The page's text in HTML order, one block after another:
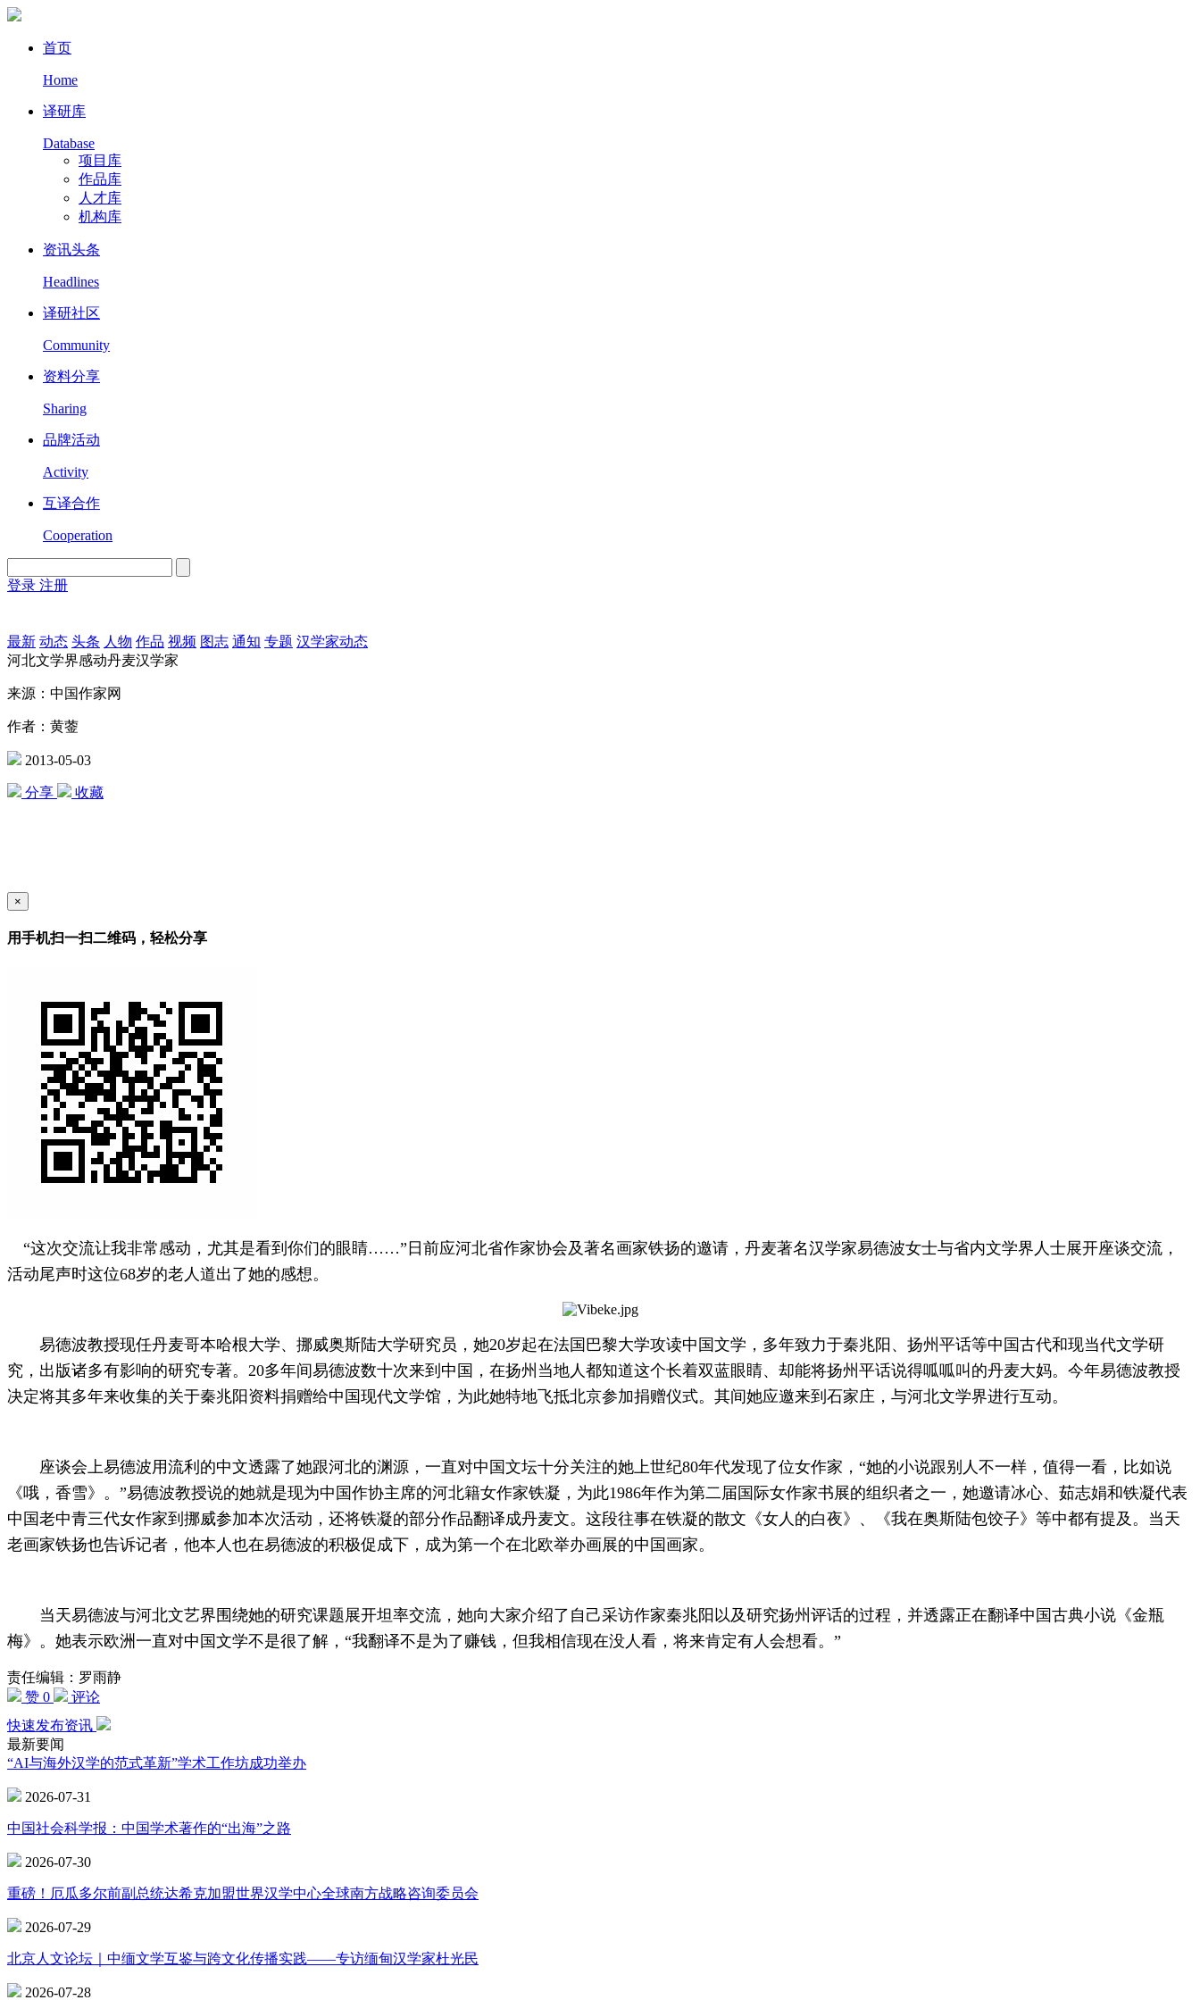
首页
Home
译研库
Database
项目库
作品库
人才库
机构库
资讯头条
Headlines
译研社区
Community
资料分享
Sharing
品牌活动
Activity
互译合作
Cooperation
登录 注册
最新 动态 头条 人物 作品 视频 图志 通知 专题 汉学家动态
河北文学界感动丹麦汉学家
来源：中国作家网
作者：黄蓥
2013-05-03
分享 收藏
×
用手机扫一扫二维码，轻松分享
“这次交流让我非常感动，尤其是看到你们的眼睛……”日前应河北省作家协会及著名画家铁扬的邀请，丹麦著名汉学家易德波女士与省内文学界人士展开座谈交流，
活动尾声时这位68岁的老人道出了她的感想。
易德波教授现任丹麦哥本哈根大学、挪威奥斯陆大学研究员，她20岁起在法国巴黎大学攻读中国文学，多年致力于秦兆阳、扬州平话等中国古代和现当代文学研
究，出版诸多有影响的研究专著。20多年间易德波数十次来到中国，在扬州当地人都知道这个长着双蓝眼睛、却能将扬州平话说得呱呱叫的丹麦大妈。今年易德波教授
决定将其多年来收集的关于秦兆阳资料捐赠给中国现代文学馆，为此她特地飞抵北京参加捐赠仪式。其间她应邀来到石家庄，与河北文学界进行互动。
座谈会上易德波用流利的中文透露了她跟河北的渊源，一直对中国文坛十分关注的她上世纪80年代发现了位女作家，“她的小说跟别人不一样，值得一看，比如说
《哦，香雪》。”易德波教授说的她就是现为中国作协主席的河北籍女作家铁凝，为此1986年作为第二届国际女作家书展的组织者之一，她邀请冰心、茹志娟和铁凝代表
中国老中青三代女作家到挪威参加本次活动，还将铁凝的部分作品翻译成丹麦文。这段往事在铁凝的散文《女人的白夜》、《我在奥斯陆包饺子》等中都有提及。当天
老画家铁扬也告诉记者，他本人也在易德波的积极促成下，成为第一个在北欧举办画展的中国画家。
当天易德波与河北文艺界围绕她的研究课题展开坦率交流，她向大家介绍了自己采访作家秦兆阳以及研究扬州评话的过程，并透露正在翻译中国古典小说《金瓶
梅》。她表示欧洲一直对中国文学不是很了解，“我翻译不是为了赚钱，但我相信现在没人看，将来肯定有人会想看。”
责任编辑：罗雨静
赞 0
评论
快速发布资讯
最新要闻
“AI与海外汉学的范式革新”学术工作坊成功举办
2026-07-31
中国社会科学报：中国学术著作的“出海”之路
2026-07-30
重磅！厄瓜多尔前副总统达希克加盟世界汉学中心全球南方战略咨询委员会
2026-07-29
北京人文论坛｜中缅文学互鉴与跨文化传播实践——专访缅甸汉学家杜光民
2026-07-28